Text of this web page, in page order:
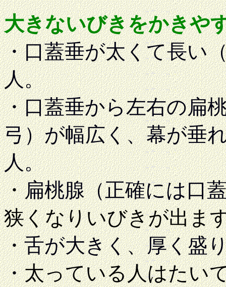
大きないびきをかきや
・口蓋垂が太くて長い
人。
・口蓋垂から左右の扁
弓）が幅広く、幕が垂
人。
・扁桃腺（正確には口
狭くなりいびきが出ま
・舌が大きく、厚く盛
・太っている人はたい